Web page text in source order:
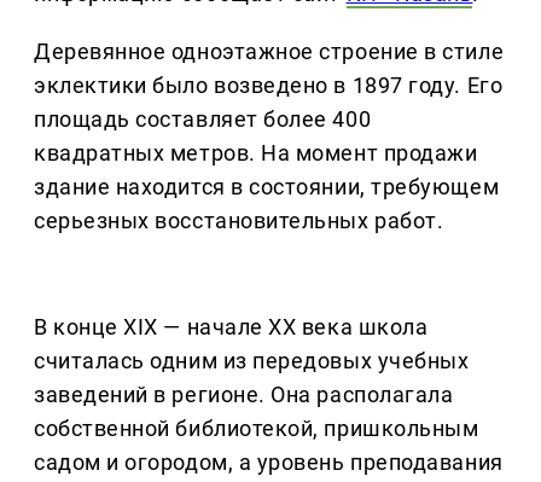
Деревянное одноэтажное строение в стиле
эклектики было возведено в 1897 году. Его
площадь составляет более 400
квадратных метров. На момент продажи
здание находится в состоянии, требующем
серьезных восстановительных работ.
В конце XIX — начале XX века школа
считалась одним из передовых учебных
заведений в регионе. Она располагала
собственной библиотекой, пришкольным
садом и огородом, а уровень преподавания